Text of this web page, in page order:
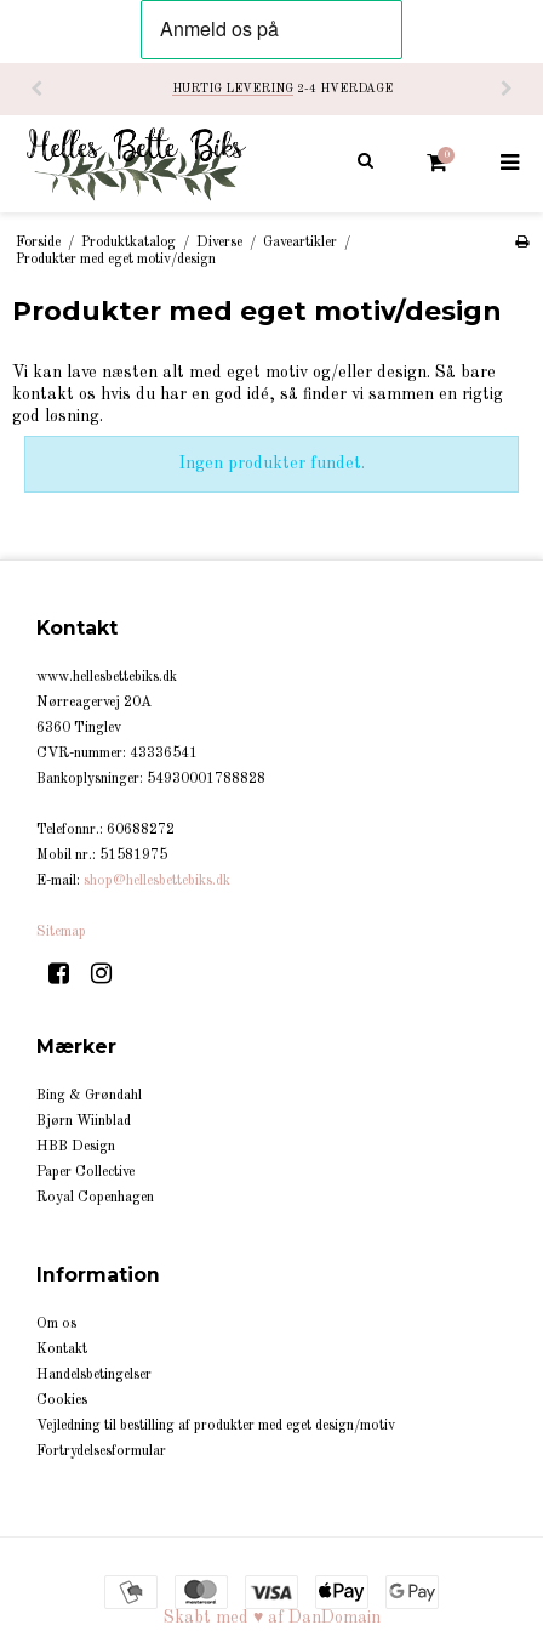
HURTIG LEVERING 2-4 HVERDAGE
0
Forside / Produktkatalog / Diverse / Gaveartikler
/
Produkter med eget motiv/design
Produkter med eget motiv/design
Vi kan lave næsten alt med eget motiv og/eller design. Så bare
kontakt os hvis du har en god idé, så finder vi sammen en rigtig
god løsning.
Ingen produkter fundet.
Kontakt
www.hellesbettebiks.dk
Nørreagervej 20A
6360 Tinglev
CVR-nummer: 43336541
Bankoplysninger: 54930001788828
Telefonnr.: 60688272
Mobil nr.: 51581975
E-mail: shop@hellesbettebiks.dk
Sitemap
Mærker
Bing & Grøndahl
Bjørn Wiinblad
HBB Design
Paper Collective
Royal Copenhagen
Information
Om os
Kontakt
Handelsbetingelser
Cookies
Vejledning til bestilling af produkter med eget design/motiv
Fortrydelsesformular
Skabt med ♥ af DanDomain